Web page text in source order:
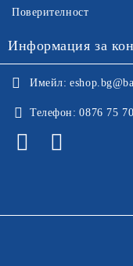
Поверителност
Информация за
Имейл:
Телефон: 0876 75